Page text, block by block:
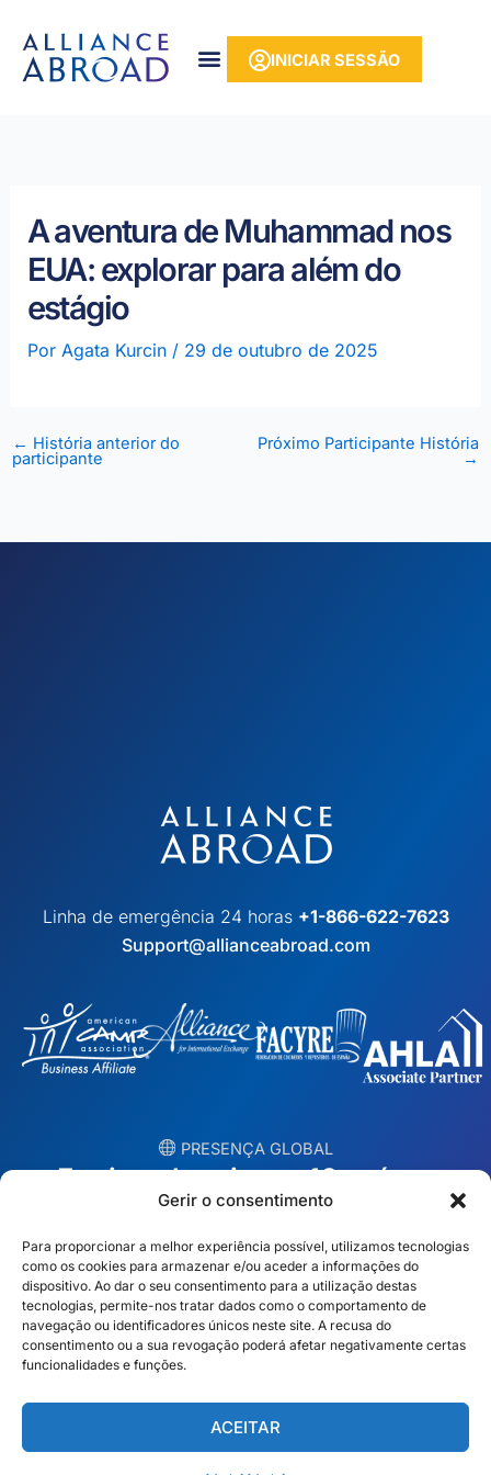
Gerir o consentimento
Para proporcionar a melhor experiência possível, utilizamos tecnologias
como os cookies para armazenar e/ou aceder a informações do
dispositivo. Ao dar o seu consentimento para a utilização destas
tecnologias, permite-nos tratar dados como o comportamento de
navegação ou identificadores únicos neste site. A recusa do
consentimento ou a sua revogação poderá afetar negativamente certas
funcionalidades e funções.
ACEITAR
conteúdo
para
INICIAR SESSÃO
A aventura de Muhammad nos
EUA: explorar para além do
estágio
Por Agata Kurcin / 29 de outubro de 2025
← História anterior do
participante
Próximo Participante História
→
Linha de emergência 24 horas +1-866-622-7623
Support@allianceabroad.com
︎ PRESENÇA GLOBAL
Equipas locais em 10 países
EUA
Dubai
México
Espanha
Irlanda
Polónia
Austrália
Encontre a sua equipa local →